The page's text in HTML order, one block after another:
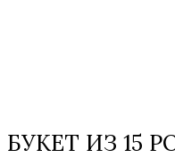
БУКЕТ ИЗ 15